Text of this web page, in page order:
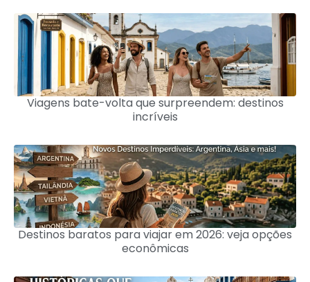
Viagens bate-volta que surpreendem: destinos
incríveis
Destinos baratos para viajar em 2026: veja opções
econômicas